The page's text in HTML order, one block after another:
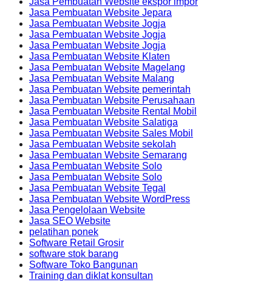
Jasa Pembuatan Website Jepara
Jasa Pembuatan Website Jogja
Jasa Pembuatan Website Jogja
Jasa Pembuatan Website Jogja
Jasa Pembuatan Website Klaten
Jasa Pembuatan Website Magelang
Jasa Pembuatan Website Malang
Jasa Pembuatan Website pemerintah
Jasa Pembuatan Website Perusahaan
Jasa Pembuatan Website Rental Mobil
Jasa Pembuatan Website Salatiga
Jasa Pembuatan Website Sales Mobil
Jasa Pembuatan Website sekolah
Jasa Pembuatan Website Semarang
Jasa Pembuatan Website Solo
Jasa Pembuatan Website Solo
Jasa Pembuatan Website Tegal
Jasa Pembuatan Website WordPress
Jasa Pengelolaan Website
Jasa SEO Website
pelatihan ponek
Software Retail Grosir
software stok barang
Software Toko Bangunan
Training dan diklat konsultan